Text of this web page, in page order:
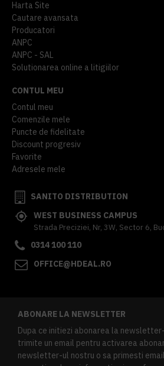
Harta Site
Cautare avansata
Producatori
ANPC
ANPC - SAL
Solutionarea online a litigiilor
CONTUL MEU
Contul meu
Comenzile mele
Puncte de fidelitate
Discount progresiv
Favorite
Adresele mele
SANITO DISTRIBUTION
WEST BUSINESS CAMPUS
Strada Preciziei, Nr, 3W, Sector 6,
0314 100 110
OFFICE@HDEAL.RO
ABONARE LA NEWSLETTER
Dupa ce initiezi abonarea la
trimite un email pentru activarea
newsletter-ul nostru o sa primesti